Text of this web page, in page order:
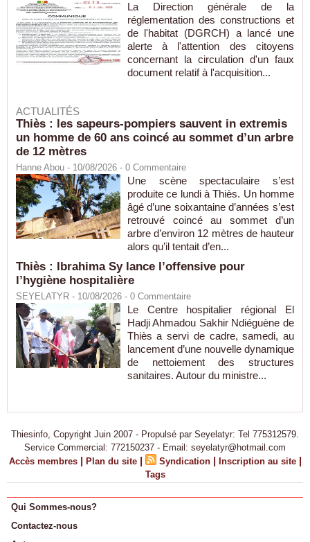
La Direction générale de la
réglementation des constructions et
de l'habitat (DGRCH) a lancé une
alerte à l'attention des citoyens
concernant la circulation d'un faux
document relatif à l'acquisition...
ACTUALITÉS
Thiès : les sapeurs-pompiers sauvent in extremis
un homme de 60 ans coincé au sommet d’un arbre
de 12 mètres
Hanne Abou - 10/08/2026 - 0 Commentaire
Une scène spectaculaire s’est
produite ce lundi à Thiès. Un homme
âgé d’une soixantaine d’années s’est
retrouvé coincé au sommet d’un
arbre d’environ 12 mètres de hauteur
alors qu’il tentait d’en...
Thiès : Ibrahima Sy lance l’offensive pour
l’hygiène hospitalière
SEYELATYR - 10/08/2026 - 0 Commentaire
Le Centre hospitalier régional El
Hadji Ahmadou Sakhir Ndiéguène de
Thiès a servi de cadre, samedi, au
lancement d’une nouvelle dynamique
de nettoiement des structures
sanitaires. Autour du ministre...
Thiesinfo, Copyright Juin 2007 - Propulsé par Seyelatyr: Tel 775312579.
Service Commercial: 772150237 - Email: seyelatyr@hotmail.com
Accès membres | Plan du site | Syndication | Inscription au site |
Tags
Qui Sommes-nous?
Contactez-nous